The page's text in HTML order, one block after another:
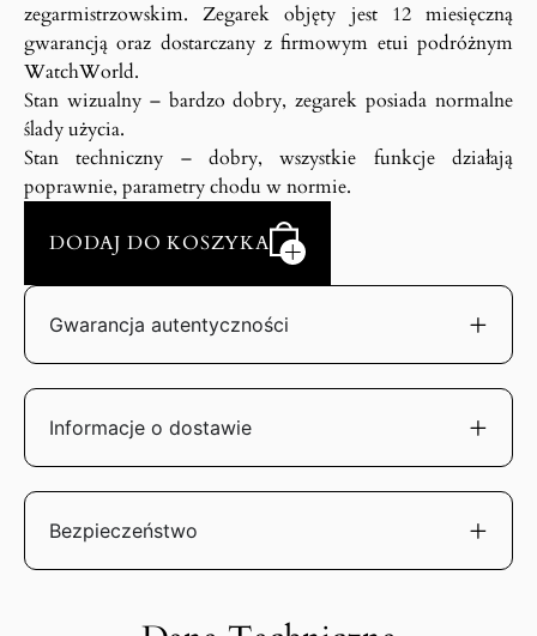
zegarmistrzowskim. Zegarek objęty jest 12 miesięczną
gwarancją oraz dostarczany z firmowym etui podróżnym
WatchWorld.
Stan wizualny – bardzo dobry, zegarek posiada normalne
ślady użycia.
Stan techniczny – dobry, wszystkie funkcje działają
poprawnie, parametry chodu w normie.
DODAJ DO KOSZYKA
Gwarancja autentyczności
Informacje o dostawie
Bezpieczeństwo